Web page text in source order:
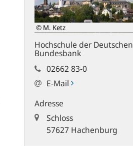
© M. Ketz
Hochschule der Deutschen
Bundesbank
02662 83-0
E-Mail
Adresse
Schloss
57627 Hachenburg